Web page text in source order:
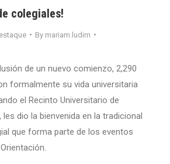
colegiales!
By mariam.ludim
de un nuevo comienzo, 2,290
formalmente su vida universitaria
el Recinto Universitario de
les dio la bienvenida en la tradicional
que forma parte de los eventos